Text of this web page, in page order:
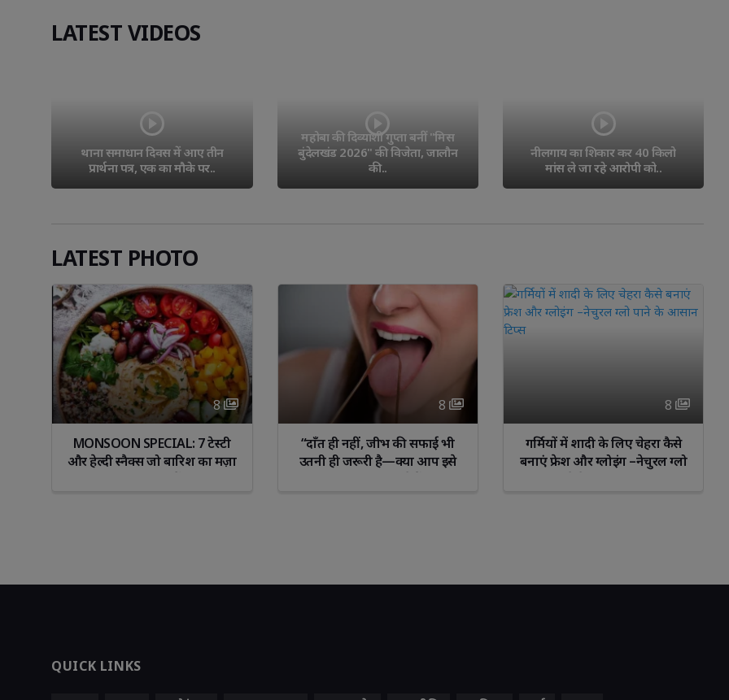
LATEST VIDEOS
थाना समाधान दिवस में आए तीन
प्रार्थना पत्र, एक का मौके पर..
महोबा की दिव्यांशी गुप्ता बनीं "मिस
बुंदेलखंड 2026" की विजेता, जालौन
की..
नीलगाय का शिकार कर 40 किलो
मांस ले जा रहे आरोपी को..
LATEST PHOTO
8
MONSOON SPECIAL: 7 टेस्टी
और हेल्दी स्नैक्स जो बारिश का मज़ा
8
“दाँत ही नहीं, जीभ की सफाई भी
उतनी ही जरूरी है—क्या आप इसे
8
गर्मियों में शादी के लिए चेहरा कैसे
बनाएं फ्रेश और ग्लोइंग –नेचुरल ग्लो
QUICK LINKS